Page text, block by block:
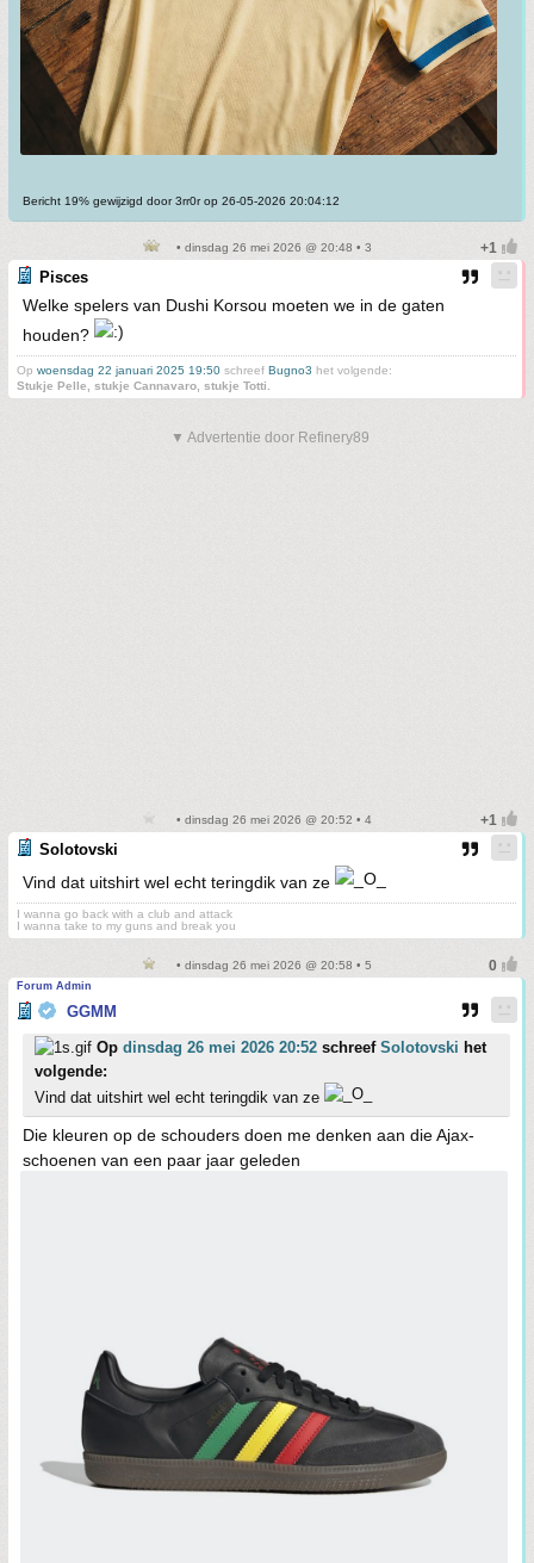
Bericht 19% gewijzigd door 3rr0r op 26-05-2026 20:04:12
• dinsdag 26 mei 2026 @ 20:48 • 3
Pisces
Welke spelers van Dushi Korsou moeten we in de gaten
houden?
Op woensdag 22 januari 2025 19:50 schreef Bugno3 het volgende:
Stukje Pelle, stukje Cannavaro, stukje Totti.
▼ Advertentie door Refinery89
• dinsdag 26 mei 2026 @ 20:52 • 4
Solotovski
Vind dat uitshirt wel echt teringdik van ze
I wanna go back with a club and attack
I wanna take to my guns and break you
• dinsdag 26 mei 2026 @ 20:58 • 5
Forum Admin
GGMM
Op dinsdag 26 mei 2026 20:52 schreef Solotovski het
volgende:
Vind dat uitshirt wel echt teringdik van ze
Die kleuren op de schouders doen me denken aan die Ajax-
schoenen van een paar jaar geleden